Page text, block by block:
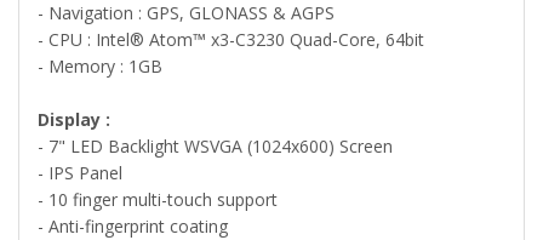
- Navigation : GPS, GLONASS & AGPS
- CPU : Intel® Atom™ x3-C3230 Quad-Core, 64bit
- Memory : 1GB
Display :
- 7" LED Backlight WSVGA (1024x600) Screen
- IPS Panel
- 10 finger multi-touch support
- Anti-fingerprint coating